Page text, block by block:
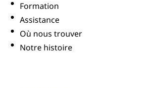
Formation
Assistance
Où nous trouver
Notre histoire